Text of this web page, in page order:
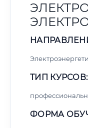
ТИП КУРСОВ:
ФОРМА